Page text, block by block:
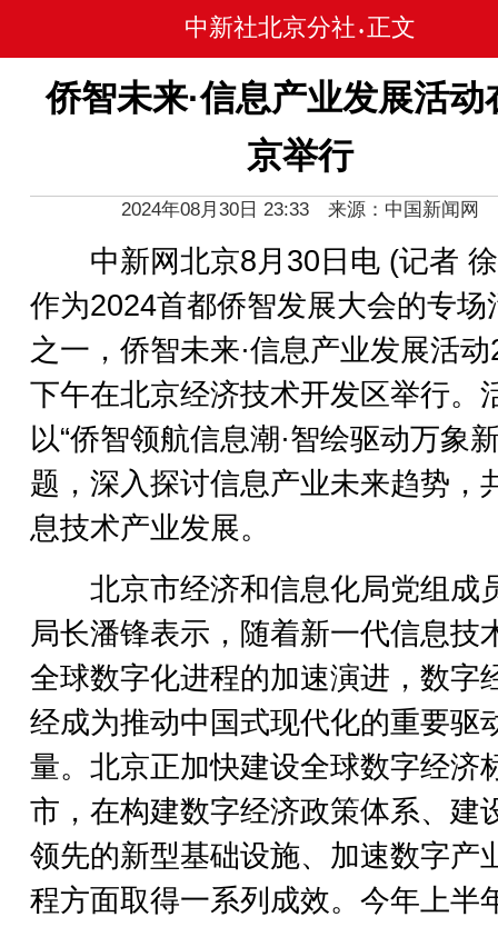
中新社北京分社 • 正文
侨智未来·信息产业发展活动
京举行
2024年08月30日 23:33 来源：中国新闻网
中新网北京8月30日电 (记者
作为2024首都侨智发展大会的专场
之一，侨智未来·信息产业发展活
下午在北京经济技术开发区举行。
以“侨智领航信息潮·智绘驱动万象
题，深入探讨信息产业未来趋势，
息技术产业发展。
北京市经济和信息化局党组成
局长潘锋表示，随着新一代信息技
全球数字化进程的加速演进，数字
经成为推动中国式现代化的重要驱
量。北京正加快建设全球数字经济
市，在构建数字经济政策体系、建
领先的新型基础设施、加速数字产
程方面取得一系列成效。今年上半